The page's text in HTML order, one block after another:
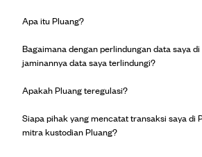
Apa itu Pluang?
Bagaimana dengan perlindungan data saya
jaminannya data saya terlindungi?
Apakah Pluang teregulasi?
Siapa pihak yang mencatat transaksi saya di
mitra kustodian Pluang?